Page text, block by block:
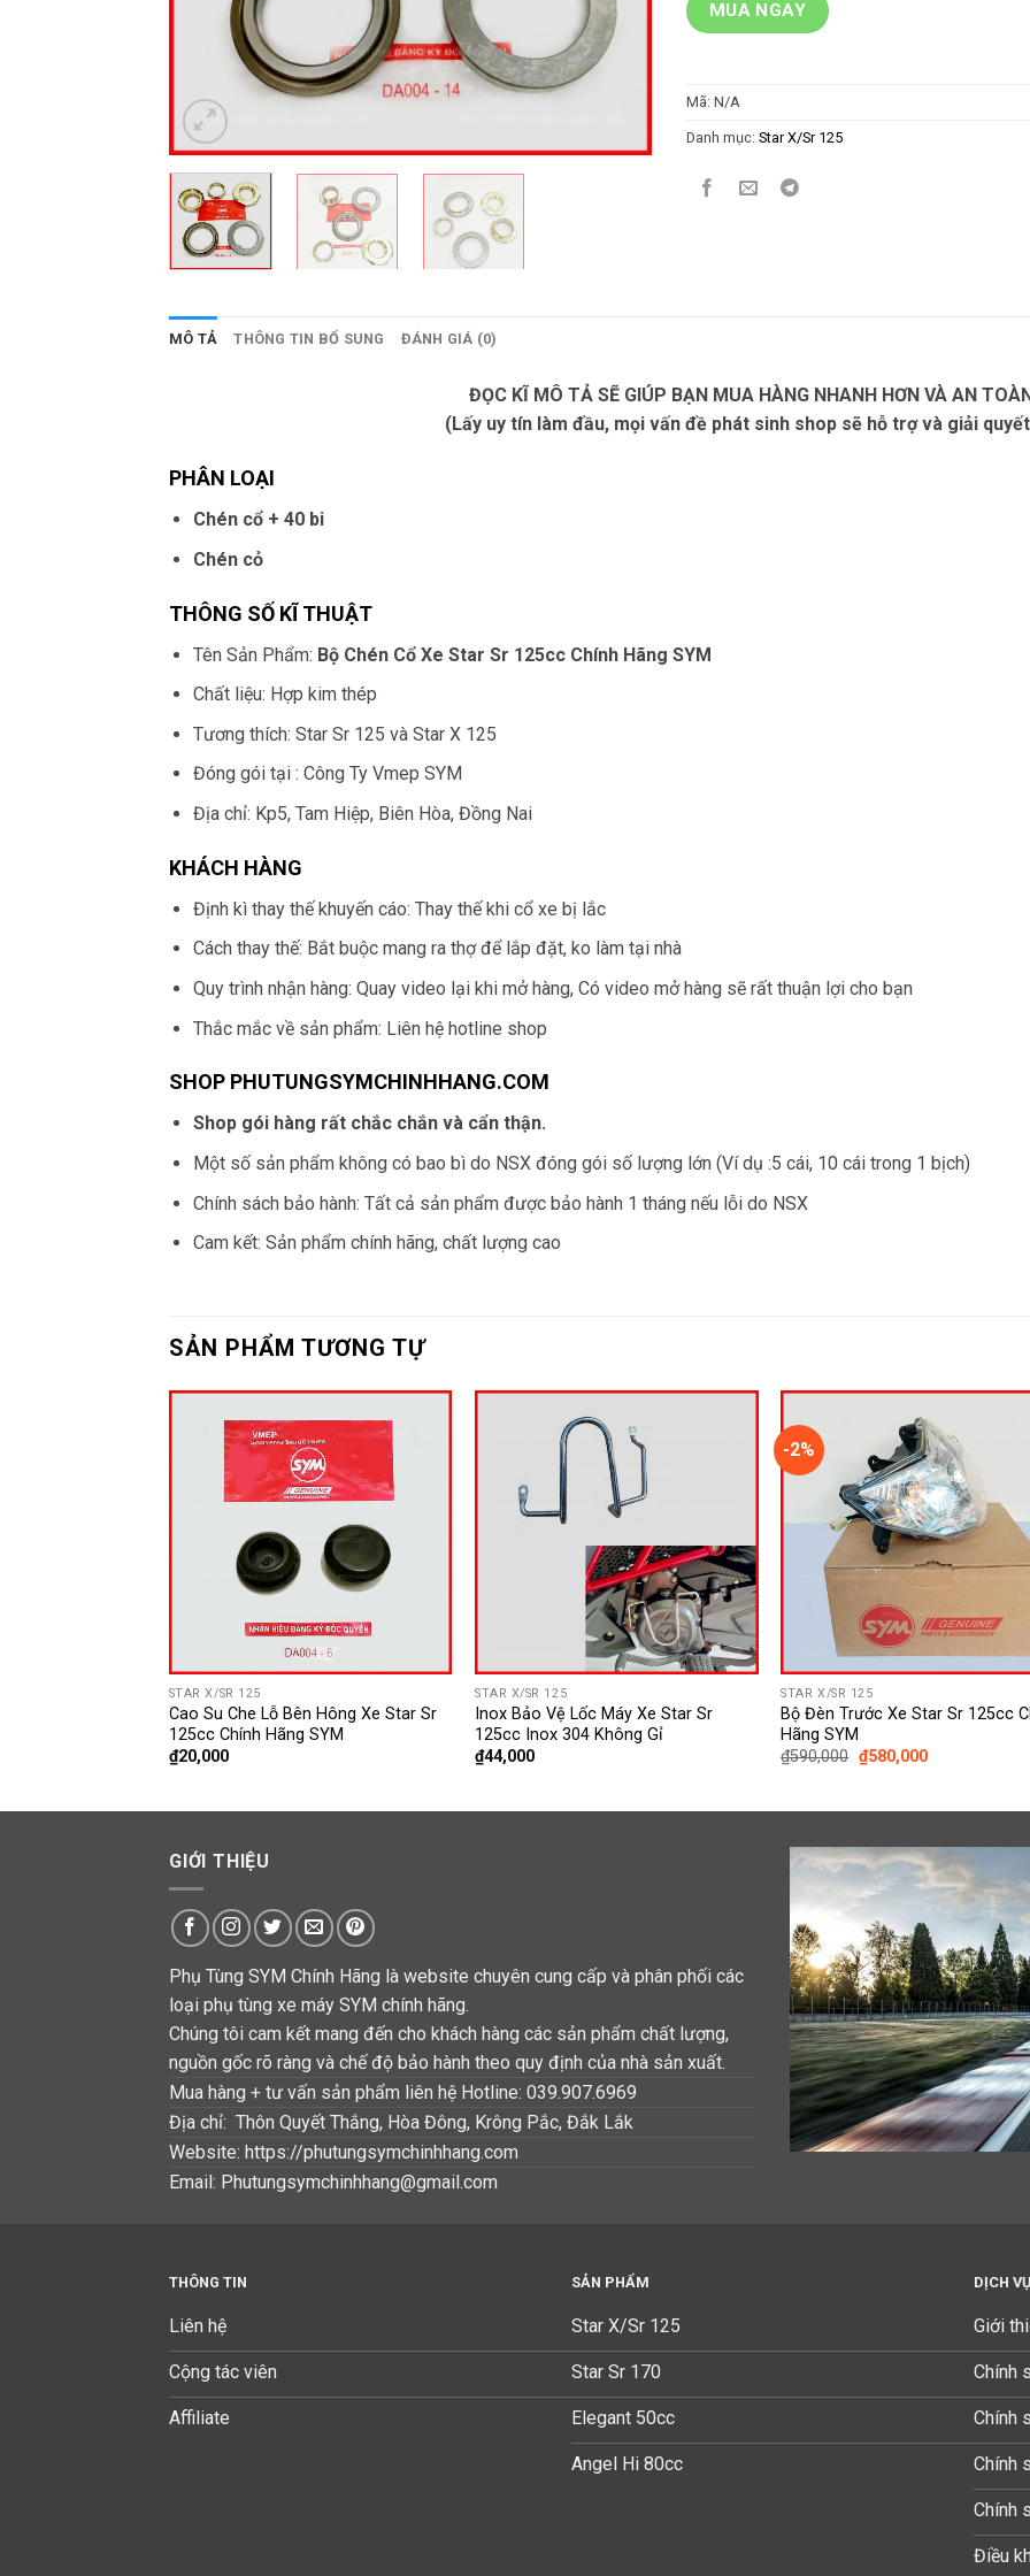
MUA NGAY
Mã: N/A
Danh mục: Star X/Sr 125
MÔ TẢ THÔNG TIN BỔ SUNG ĐÁNH GIÁ (0)
ĐỌC KĨ MÔ TẢ SẼ GIÚP BẠN MUA HÀNG NHANH HƠN VÀ AN
(Lấy uy tín làm đầu, mọi vấn đề phát sinh shop sẽ hỗ trợ và giải
PHÂN LOẠI
Chén cổ + 40 bi
Chén cỏ
THÔNG SỐ KĨ THUẬT
Tên Sản Phẩm: Bộ Chén Cổ Xe Star Sr 125cc Chính Hãng SYM
Chất liệu: Hợp kim thép
Tương thích: Star Sr 125 và Star X 125
Đóng gói tại : Công Ty Vmep SYM
Địa chỉ: Kp5, Tam Hiệp, Biên Hòa, Đồng Nai
KHÁCH HÀNG
Định kì thay thế khuyến cáo: Thay thế khi cổ xe bị lắc
Cách thay thế: Bắt buộc mang ra thợ để lắp đặt, ko làm tại nhà
Quy trình nhận hàng: Quay video lại khi mở hàng, Có video mở hàng sẽ rất thuận lợi cho bạn
Thắc mắc về sản phẩm: Liên hệ hotline shop
SHOP PHUTUNGSYMCHINHHANG.COM
Shop gói hàng rất chắc chắn và cẩn thận.
Một số sản phẩm không có bao bì do NSX đóng gói số lượng lớn (Ví dụ :5 cái, 10 cái trong 1 bịch)
Chính sách bảo hành: Tất cả sản phẩm được bảo hành 1 tháng nếu lỗi do NSX
Cam kết: Sản phẩm chính hãng, chất lượng cao
SẢN PHẨM TƯƠNG TỰ
STAR X/SR 125
Cao Su Che Lỗ Bên Hông Xe Star Sr
125cc Chính Hãng SYM
₫20,000
STAR X/SR 125
Inox Bảo Vệ Lốc Máy Xe Star Sr
125cc Inox 304 Không Gỉ
₫44,000
-2%
STAR X/SR 125
Bộ Đèn Trước Xe Star Sr 125cc
Hãng SYM
₫590,000 Giá
gốc
₫580,000Giá
GIỚI THIỆU
Phụ Tùng SYM Chính Hãng là website chuyên cung cấp và phân phối các
loại phụ tùng xe máy SYM chính hãng.
Chúng tôi cam kết mang đến cho khách hàng các sản phẩm chất lượng,
nguồn gốc rõ ràng và chế độ bảo hành theo quy định của nhà sản xuất.
Mua hàng + tư vấn sản phẩm liên hệ Hotline: 039.907.6969
Địa chỉ: Thôn Quyết Thắng, Hòa Đông, Krông Pắc, Đắk Lắk
Website: https://phutungsymchinhhang.com
Email: Phutungsymchinhhang@gmail.com
THÔNG TIN
Liên hệ
Cộng tác viên
Affiliate
SẢN PHẨM
Star X/Sr 125
Star Sr 170
Elegant 50cc
Angel Hi 80cc
DỊCH
Giới
Chính
Chính
Chính
Chính
Điều